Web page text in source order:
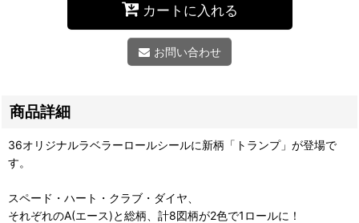
カートに入れる
お問い合わせ
商品詳細
36オリジナルラベラーロールシールに新柄「トランプ」が登場で
す。
スペード・ハート・クラブ・ダイヤ、
それぞれのA(エース)と総柄、計8図柄が2色で1ロールに！